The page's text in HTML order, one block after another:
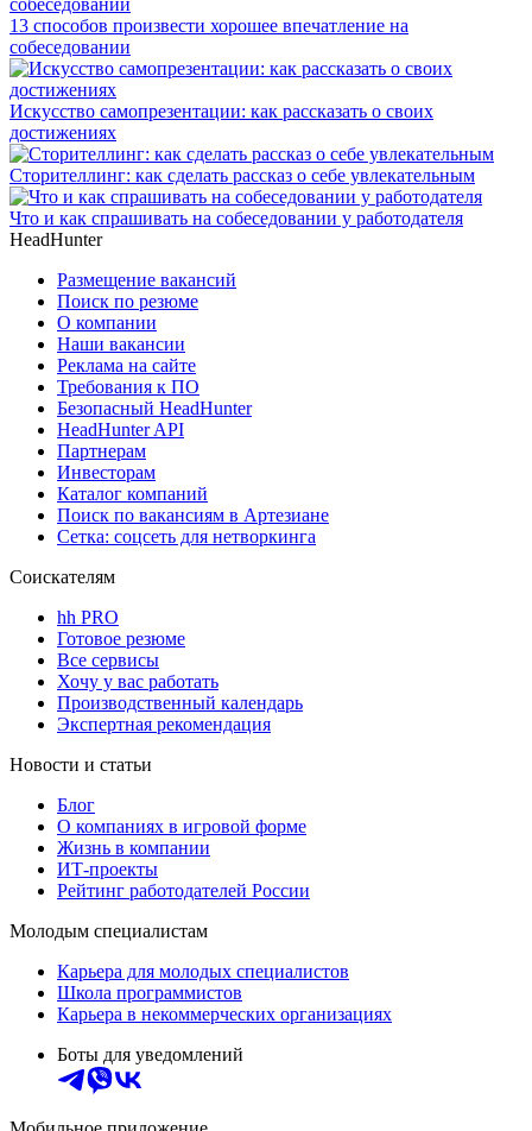
13 способов произвести хорошее впечатление на
собеседовании
Искусство самопрезентации: как рассказать о своих
достижениях
Сторителлинг: как сделать рассказ о себе увлекательным
Что и как спрашивать на собеседовании у работодателя
HeadHunter
Размещение вакансий
Поиск по резюме
О компании
Наши вакансии
Реклама на сайте
Требования к ПО
Безопасный HeadHunter
HeadHunter API
Партнерам
Инвесторам
Каталог компаний
Поиск по вакансиям в Артезиане
Сетка: соцсеть для нетворкинга
Соискателям
hh PRO
Готовое резюме
Все сервисы
Хочу у вас работать
Производственный календарь
Экспертная рекомендация
Новости и статьи
Блог
О компаниях в игровой форме
Жизнь в компании
ИТ-проекты
Рейтинг работодателей России
Молодым специалистам
Карьера для молодых специалистов
Школа программистов
Карьера в некоммерческих организациях
Боты для уведомлений